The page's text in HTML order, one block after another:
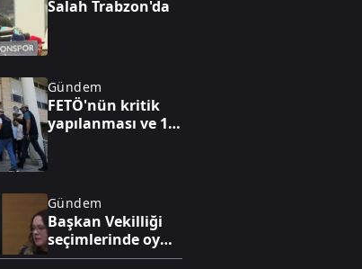
Salah Trabzon'da
Gündem
FETÖ'nün kritik
yapılanması ve 15
Gündem
Başkan Vekilliği
seçimlerinde oy
iptali skandalı!